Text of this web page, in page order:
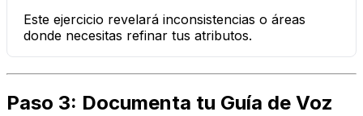
Este ejercicio revelará inconsistencias o áreas
donde necesitas refinar tus atributos.
Paso 3: Documenta tu Guía de Voz